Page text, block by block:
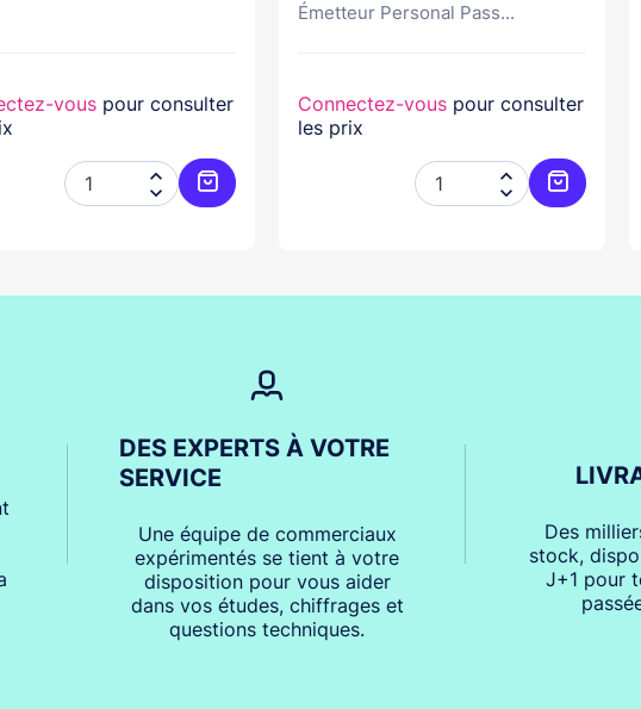
vous pour consulter


Ajouter au panier
Émetteur Personal Pass...
Connectez-vous pour consulter
les prix


Ajouter
DES EXPERTS À VOTRE
SERVICE
Une équipe de commerciaux
expérimentés se tient à votre
disposition pour vous aider
dans vos études, chiffrages et
questions techniques.
Des
stock,
J+1 pour